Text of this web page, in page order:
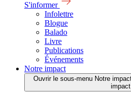
S'informer
Infolettre
Blogue
Balado
Livre
Publications
Événements
Notre impact
Ouvrir le sous-menu Notre
impact